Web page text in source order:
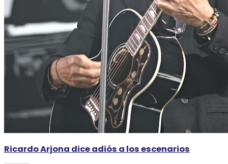
Ricardo Arjona dice adiós a los escenarios